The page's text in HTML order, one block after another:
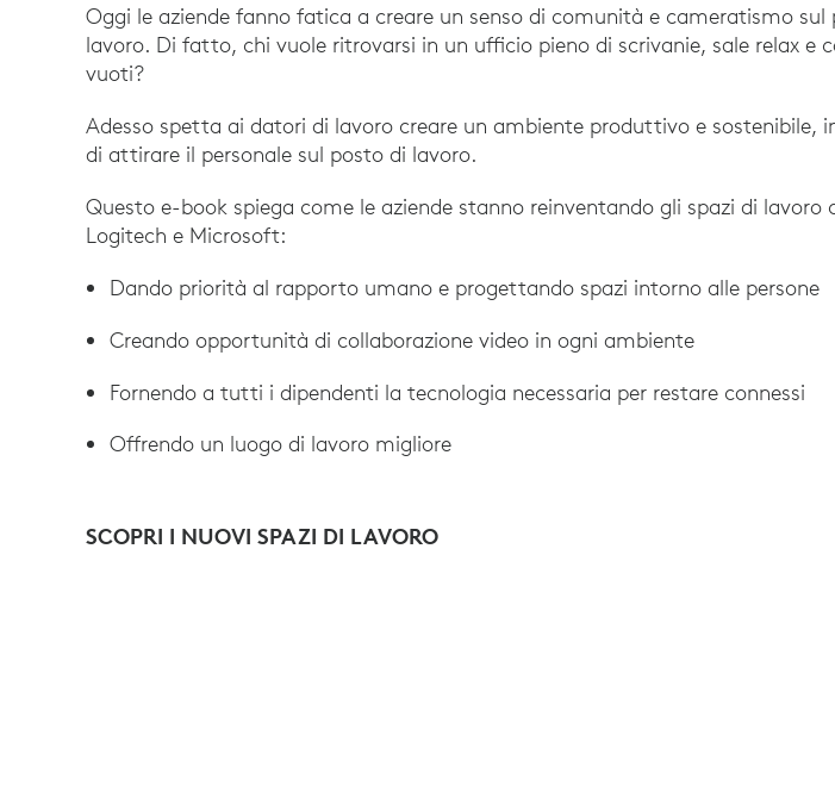
Oggi le aziende fanno fatica a creare un senso di comunità e cameratismo sul
lavoro. Di fatto, chi vuole ritrovarsi in un ufficio pieno di scrivanie, sale relax e
vuoti?
Adesso spetta ai datori di lavoro creare un ambiente produttivo e sostenibile,
di attirare il personale sul posto di lavoro.
Questo e-book spiega come le aziende stanno reinventando gli spazi di lavoro
Logitech e Microsoft:
Dando priorità al rapporto umano e progettando spazi intorno alle persone
Creando opportunità di collaborazione video in ogni ambiente
Fornendo a tutti i dipendenti la tecnologia necessaria per restare connessi
Offrendo un luogo di lavoro migliore
SCOPRI I NUOVI SPAZI DI LAVORO